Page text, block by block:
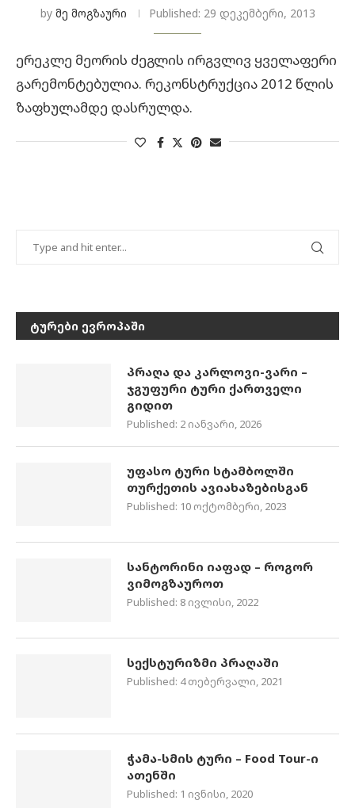
by მე მოგზაური Published: 29 დეკემბერი, 2013
ერეკლე მეორის ძეგლის ირგვლივ ყველაფერი
გარემონტებულია. რეკონსტრუქცია 2012 წლის
ზაფხულამდე დასრულდა.
ᲢᲣᲠᲔᲑᲘ ᲔᲕᲠᲝᲞᲐᲨᲘ
პრაღა და კარლოვი-ვარი –
ჯგუფური ტური ქართველი
გიდით
Published: 2 იანვარი, 2026
უფასო ტური სტამბოლში
თურქეთის ავიახაზებისგან
Published: 10 ოქტომბერი, 2023
სანტორინი იაფად – როგორ
ვიმოგზაუროთ
Published: 8 ივლისი, 2022
სექსტურიზმი პრაღაში
Published: 4 თებერვალი, 2021
ჭამა-სმის ტური – Food Tour-ი
ათენში
Published: 1 ივნისი, 2020